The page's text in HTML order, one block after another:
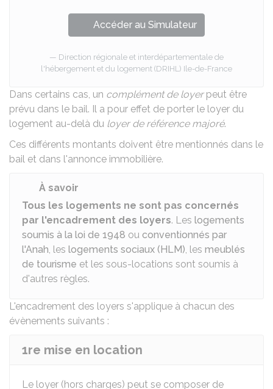
Accéder au Simulateur
Direction régionale et interdépartementale de
l'hébergement et du logement (DRIHL) Ile-de-France
Dans certains cas, un complément de loyerpeut être
prévu dans le bail. Il a pour effet de porter le loyer du
logement au-delà du loyer de référence majoré.
Ces différents montants doivent être mentionnés dans le
bail et dans l'annonce immobilière.
À savoir
Tous les logements ne sont pas concernés
par l'encadrement des loyers. Les logements
soumis à la loi de 1948 ou conventionnés par
l'Anah, les logements sociaux (HLM), les meublés
de tourisme et les sous-locations sont soumis à
d'autres règles.
L'encadrement des loyers s'applique à chacun des
évènements suivants :
1re mise en location
Le loyer (hors charges) peut se composer de